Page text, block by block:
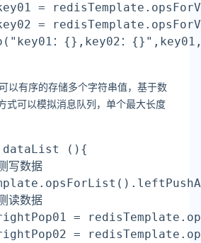
=
=
"key01：{},key02：{}"
以有序的存储多个字符串值，基于数
式可以模拟消息队列，单个最大长度
dataList
(){
数据
数据
=
=